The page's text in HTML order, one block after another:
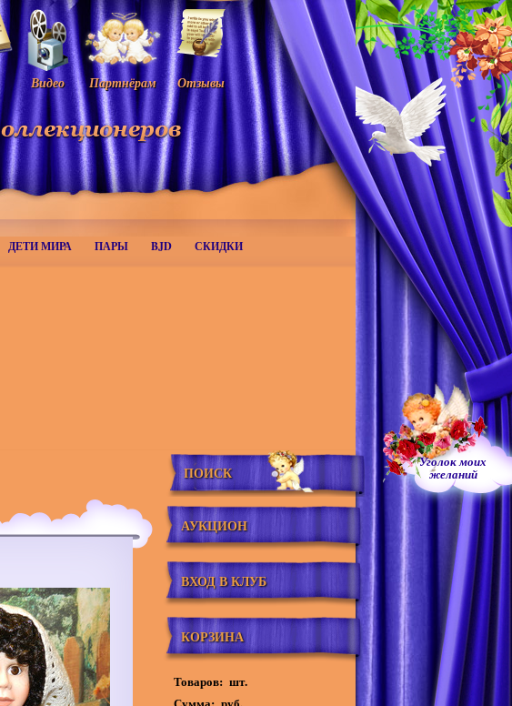
Видео Партнёрам Отзывы
ДЕТИ МИРА ПАРЫ BJD СКИДКИ
Уголок моих
желаний
ПОИСК
АУКЦИОН
ВХОД В КЛУБ
КОРЗИНА
Товаров: шт.